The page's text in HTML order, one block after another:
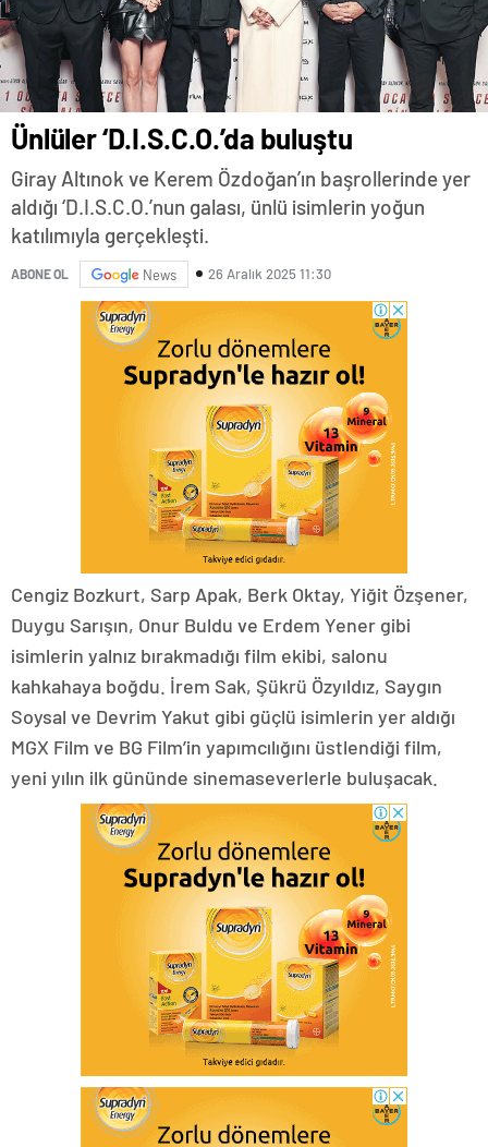
Ünlüler ‘D.I.S.C.O.’da buluştu
Giray Altınok ve Kerem Özdoğan’ın başrollerinde yer
aldığı ‘D.I.S.C.O.’nun galası, ünlü isimlerin yoğun
katılımıyla gerçekleşti.
ABONE OL News 26 Aralık 2025 11:30
Cengiz Bozkurt, Sarp Apak, Berk Oktay, Yiğit Özşener,
Duygu Sarışın, Onur Buldu ve Erdem Yener gibi
isimlerin yalnız bırakmadığı film ekibi, salonu
kahkahaya boğdu. İrem Sak, Şükrü Özyıldız, Saygın
Soysal ve Devrim Yakut gibi güçlü isimlerin yer aldığı
MGX Film ve BG Film’in yapımcılığını üstlendiği film,
yeni yılın ilk gününde sinemaseverlerle buluşacak.